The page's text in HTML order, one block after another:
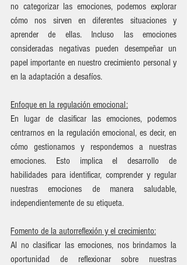
no categorizar las emociones, podemos explorar
cómo nos sirven en diferentes situaciones y
aprender de ellas. Incluso las emociones
consideradas negativas pueden desempeñar un
papel importante en nuestro crecimiento personal y
en la adaptación a desafíos.
Enfoque en la regulación emocional:
En lugar de clasificar las emociones, podemos
centrarnos en la regulación emocional, es decir, en
cómo gestionamos y respondemos a nuestras
emociones. Esto implica el desarrollo de
habilidades para identificar, comprender y regular
nuestras emociones de manera saludable,
independientemente de su etiqueta.
Fomento de la autorreflexión y el crecimiento:
Al no clasificar las emociones, nos brindamos la
oportunidad de reflexionar sobre nuestras